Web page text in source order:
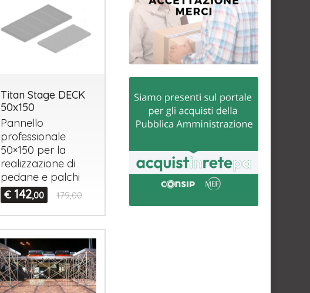
Titan Stage DECK
50x150
Pannello
professionale
50×150 per la
realizzazione di
pedane e palchi
€ 142,00 179,00